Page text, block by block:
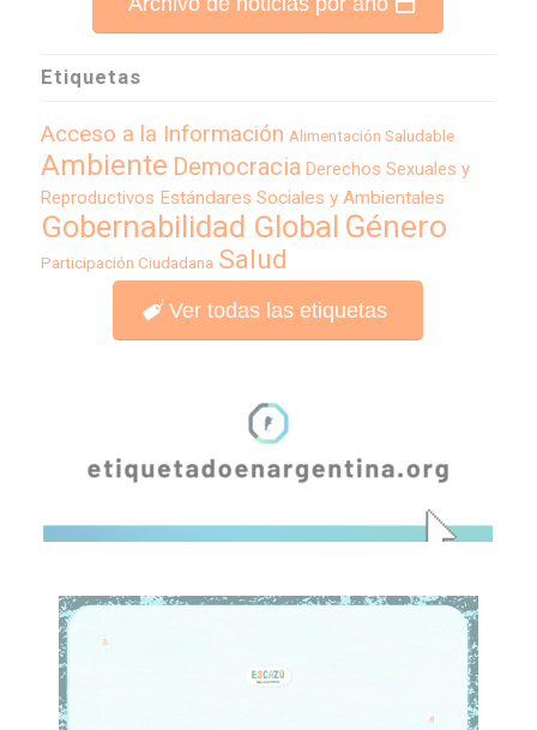
Etiquetas
Acceso a la Información Alimentación Saludable
Ambiente Democracia Derechos Sexuales y
Reproductivos Estándares Sociales y Ambientales
Gobernabilidad Global Género
Participación Ciudadana Salud
Ver todas las etiquetas